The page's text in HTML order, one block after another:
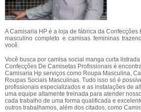
A Camisaria HP é a loja de fábrica da Confecções
masculino completo e camisas femininas
você.
Você busca por camisa social manga curta
Confecções De Camisetas Profissionais é
Camisaria Hp serviços como Roupa Masculina,
Roupas Sociais Masculinas. Tudo isso só é
profissionais especializados e as instalações de
uma equipe altamente treinada para atender
cada trabalho de uma forma qualificada e
outros trabalhamos, além dos citados, como